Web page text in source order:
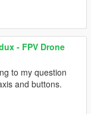
- FPV Drone
to my question
and buttons.